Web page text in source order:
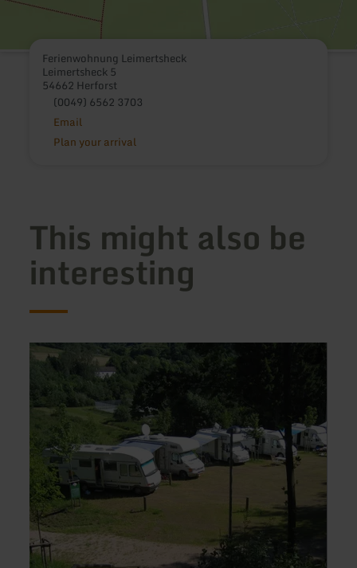
Ferienwohnung Leimertsheck
Leimertsheck 5
54662 Herforst
(0049) 6562 3703
Email
Plan your arrival
This might also be
interesting
learn
more
Wohnmobilstellplatz
Kronenburger
See